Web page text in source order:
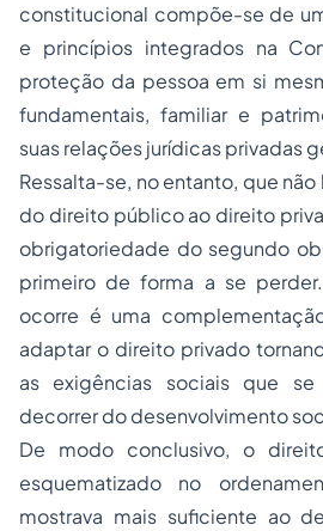
constitucional compõe-se de
e princípios integrados na
proteção da pessoa em si
fundamentais, familiar e
suas relações jurídicas privadas
Ressalta-se, no entanto, que
do direito público ao direito
obrigatoriedade do segundo
primeiro de forma a se
ocorre é uma
adaptar o direito privado
as exigências sociais que
decorrer do desenvolvimento
De modo conclusivo, o
esquematizado no
mostrava mais suficiente ao